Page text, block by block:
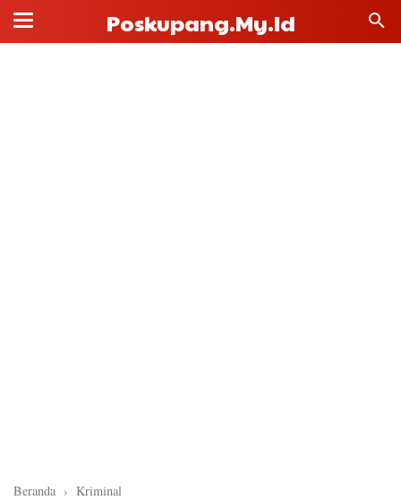
Poskupang.my.id
Beranda › Kriminal